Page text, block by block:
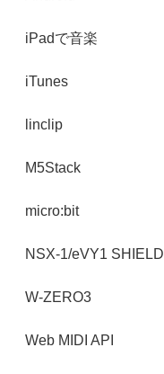
iPadで音楽
iTunes
linclip
M5Stack
micro:bit
NSX-1/eVY1 SHIELD
W-ZERO3
Web MIDI API